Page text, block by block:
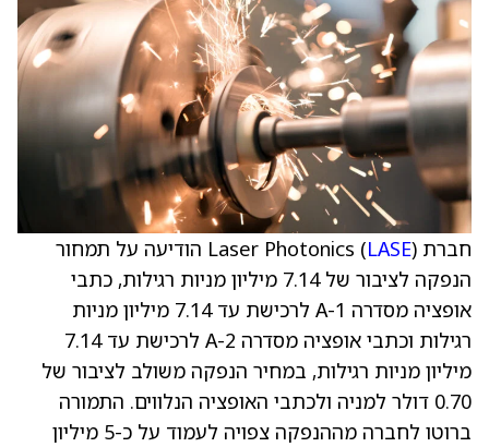
חברת Laser Photonics ( LASE
) הודיעה על תמחור
הנפקה לציבור של 7.14 מיליון מניות רגילות, כתבי
אופציה מסדרה A-1 לרכישת עד 7.14 מיליון מניות
רגילות וכתבי אופציה מסדרה A-2 לרכישת עד 7.14
מיליון מניות רגילות, במחיר הנפקה משולב לציבור של
‎0.70‎ דולר למניה ולכתבי האופציה הנלווים. התמורה
ברוטו לחברה מההנפקה צפויה לעמוד על כ-5 מיליון